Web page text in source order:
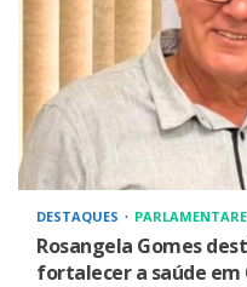
DESTAQUES
Rosangela Gomes
fortalecer a saúde